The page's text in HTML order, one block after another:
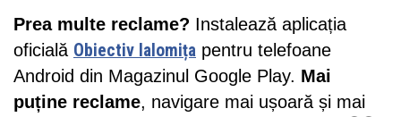
Prea multe reclame? Instalează aplicația
oficială Obiectiv Ialomița pentru telefoane
Android din Magazinul Google Play. Mai
puține reclame, navigare mai ușoară și mai